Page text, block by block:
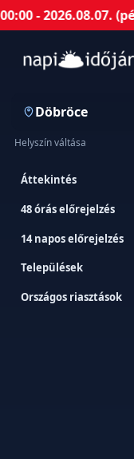
(péntek)
Döbröce
Helyszín váltása
Áttekintés
48 órás előrejelzés
14 napos előrejelzés
Települések
Országos riasztások